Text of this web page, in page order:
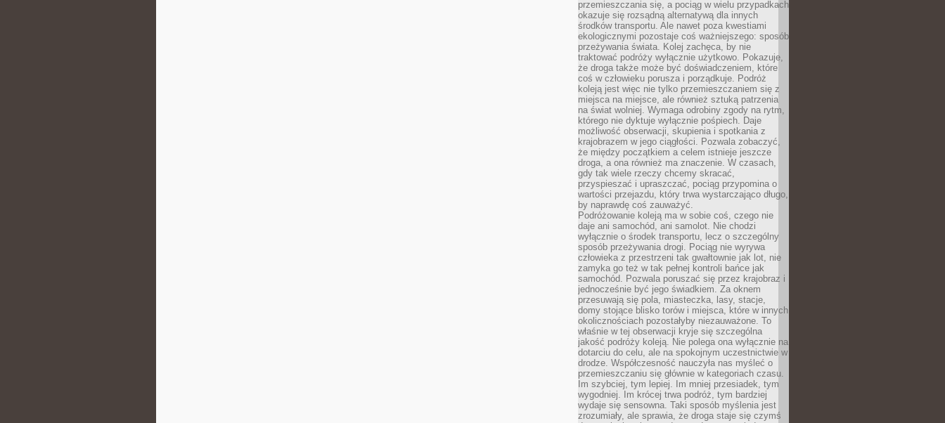
przemieszczania się, a pociąg w wielu przypadkach
okazuje się rozsądną alternatywą dla innych
środków transportu. Ale nawet poza kwestiami
ekologicznymi pozostaje coś ważniejszego: sposób
przeżywania świata. Kolej zachęca, by nie
traktować podróży wyłącznie użytkowo. Pokazuje,
że droga także może być doświadczeniem, które
coś w człowieku porusza i porządkuje. Podróż
koleją jest więc nie tylko przemieszczaniem się z
miejsca na miejsce, ale również sztuką patrzenia
na świat wolniej. Wymaga odrobiny zgody na rytm,
którego nie dyktuje wyłącznie pośpiech. Daje
możliwość obserwacji, skupienia i spotkania z
krajobrazem w jego ciągłości. Pozwala zobaczyć,
że między początkiem a celem istnieje jeszcze
droga, a ona również ma znaczenie. W czasach,
gdy tak wiele rzeczy chcemy skracać,
przyspieszać i upraszczać, pociąg przypomina o
wartości przejazdu, który trwa wystarczająco długo,
by naprawdę coś zauważyć.
Podróżowanie koleją ma w sobie coś, czego nie
daje ani samochód, ani samolot. Nie chodzi
wyłącznie o środek transportu, lecz o szczególny
sposób przeżywania drogi. Pociąg nie wyrywa
człowieka z przestrzeni tak gwałtownie jak lot, nie
zamyka go też w tak pełnej kontroli bańce jak
samochód. Pozwala poruszać się przez krajobraz i
jednocześnie być jego świadkiem. Za oknem
przesuwają się pola, miasteczka, lasy, stacje,
domy stojące blisko torów i miejsca, które w innych
okolicznościach pozostałyby niezauważone. To
właśnie w tej obserwacji kryje się szczególna
jakość podróży koleją. Nie polega ona wyłącznie na
dotarciu do celu, ale na spokojnym uczestnictwie w
drodze. Współczesność nauczyła nas myśleć o
przemieszczaniu się głównie w kategoriach czasu.
Im szybciej, tym lepiej. Im mniej przesiadek, tym
wygodniej. Im krócej trwa podróż, tym bardziej
wydaje się sensowna. Taki sposób myślenia jest
zrozumiały, ale sprawia, że droga staje się czymś